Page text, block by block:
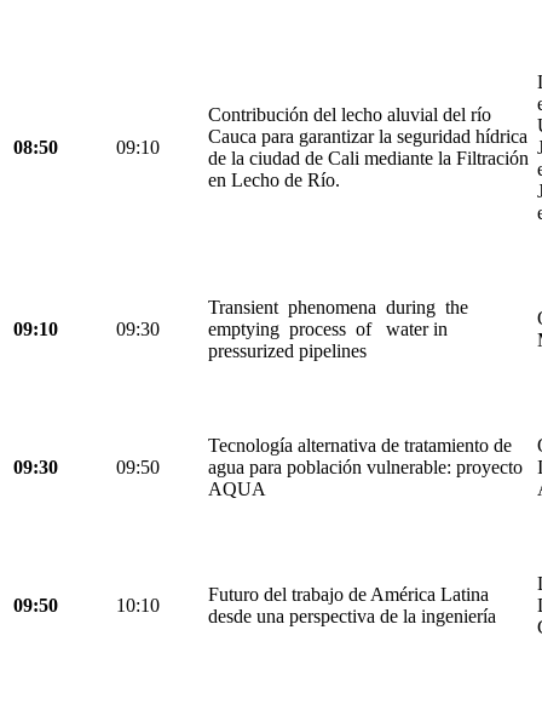
08:50 09:10
Contribución del lecho aluvial del río
Cauca para garantizar la seguridad hídrica
de la ciudad de Cali mediante la Filtración
en Lecho de Río.
09:10 09:30
Transient phenomena during the
emptying process of water in
pressurized pipelines
09:30 09:50
Tecnología alternativa de tratamiento de
agua para población vulnerable: proyecto
AQUA
09:50 10:10
Futuro del trabajo de América Latina
desde una perspectiva de la ingeniería